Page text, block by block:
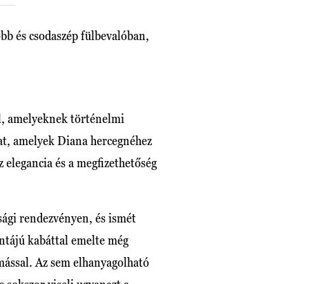
és csodaszép fülbevalóban,
amelyeknek történelmi
amelyek Diana hercegnéhez
és a megfizethetőség
rendezvényen, és ismét
kabáttal emelte még
Az sem elhanyagolható